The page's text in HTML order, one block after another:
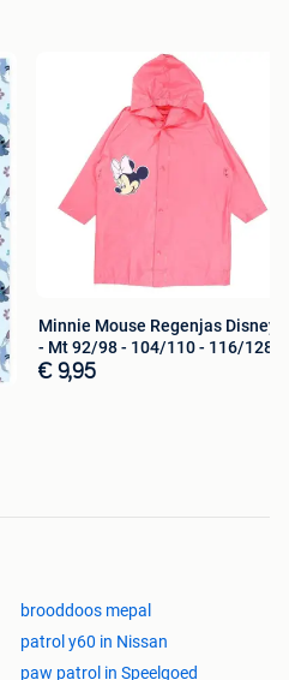
Minnie Mouse Regenjas Disney
- Mt 92/98 - 104/110 - 116/128
€ 9,95
brooddoos mepal
patrol y60 in Nissan
paw patrol in Speelgoed